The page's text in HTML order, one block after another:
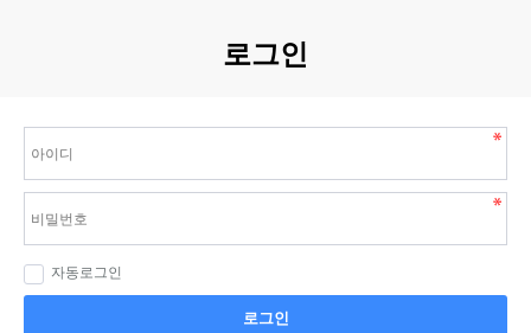
로그인
자동로그인
로그인